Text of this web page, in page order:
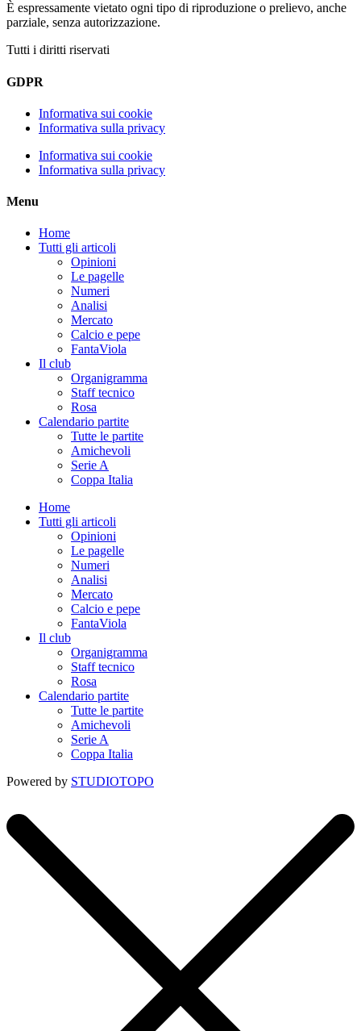
È espressamente vietato ogni tipo di riproduzione o prelievo, anche
parziale, senza autorizzazione.
Tutti i diritti riservati
GDPR
Informativa sui cookie
Informativa sulla privacy
Informativa sui cookie
Informativa sulla privacy
Menu
Home
Tutti gli articoli
Opinioni
Le pagelle
Numeri
Analisi
Mercato
Calcio e pepe
FantaViola
Il club
Organigramma
Staff tecnico
Rosa
Calendario partite
Tutte le partite
Amichevoli
Serie A
Coppa Italia
Home
Tutti gli articoli
Opinioni
Le pagelle
Numeri
Analisi
Mercato
Calcio e pepe
FantaViola
Il club
Organigramma
Staff tecnico
Rosa
Calendario partite
Tutte le partite
Amichevoli
Serie A
Coppa Italia
Powered by STUDIOTOPO